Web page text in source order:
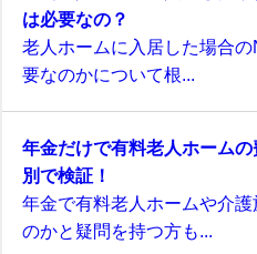
は必要なの？
老人ホームに入居した場合
要なのかについて根...
年金だけで有料老人ホーム
別で検証！
年金で有料老人ホームや介
のかと疑問を持つ方も...